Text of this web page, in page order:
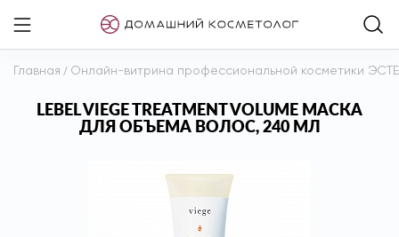
Главная / Онлайн-витрина профессиональной косметики
LEBEL VIEGE TREATMENT VOLUME МАСКА
ДЛЯ ОБЪЕМА ВОЛОС, 240 МЛ